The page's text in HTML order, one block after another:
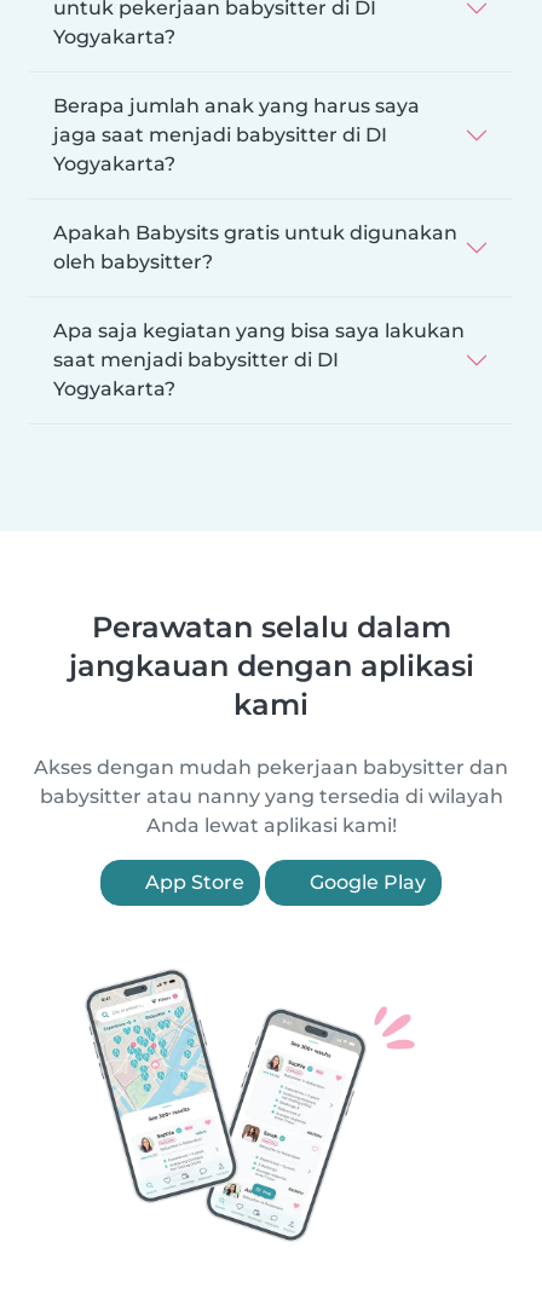
untuk pekerjaan babysitter di DI
Yogyakarta?
Berapa jumlah anak yang harus saya
jaga saat menjadi babysitter di DI
Yogyakarta?
Apakah Babysits gratis untuk digunakan
oleh babysitter?
Apa saja kegiatan yang bisa saya lakukan
saat menjadi babysitter di DI
Yogyakarta?
Perawatan selalu dalam
jangkauan dengan aplikasi
kami
Akses dengan mudah pekerjaan babysitter dan
babysitter atau nanny yang tersedia di wilayah
Anda lewat aplikasi kami!
App Store Google Play